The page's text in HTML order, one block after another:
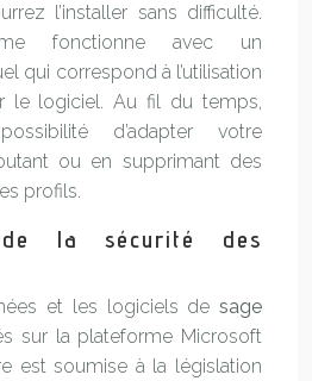
l’installer sans difficulté.
fonctionne avec un
qui correspond à l’utilisation
le logiciel. Au fil du temps,
d’adapter votre
ou en supprimant des
profils.
de la sécurité des
et les logiciels de sage
sur la plateforme Microsoft
est soumise à la législation